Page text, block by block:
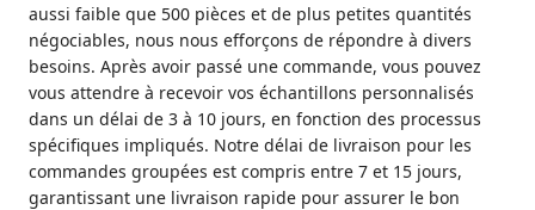
aussi faible que 500 pièces et de plus petites quantités
négociables, nous nous efforçons de répondre à divers
besoins. Après avoir passé une commande, vous pouvez
vous attendre à recevoir vos échantillons personnalisés
dans un délai de 3 à 10 jours, en fonction des processus
spécifiques impliqués. Notre délai de livraison pour les
commandes groupées est compris entre 7 et 15 jours,
garantissant une livraison rapide pour assurer le bon